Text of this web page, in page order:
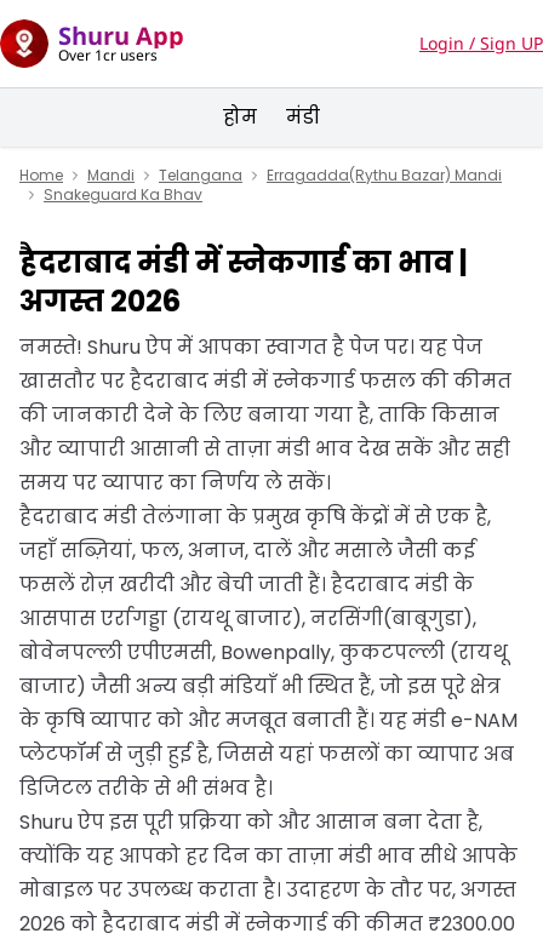
Shuru App
Over 1cr users
Login / Sign UP
होम मंडी
Home Mandi Telangana
Erragadda(Rythu Bazar) Mandi
Snakeguard Ka Bhav
हैदराबाद मंडी में स्नेकगार्ड का भाव |
अगस्त 2026
नमस्ते! Shuru ऐप में आपका स्वागत है पेज पर। यह पेज
खासतौर पर हैदराबाद मंडी में स्नेकगार्ड फसल की कीमत
की जानकारी देने के लिए बनाया गया है, ताकि किसान
और व्यापारी आसानी से ताज़ा मंडी भाव देख सकें और सही
समय पर व्यापार का निर्णय ले सकें।
हैदराबाद मंडी तेलंगाना के प्रमुख कृषि केंद्रों में से एक है,
जहाँ सब्ज़ियां, फल, अनाज, दालें और मसाले जैसी कई
फसलें रोज़ खरीदी और बेची जाती हैं। हैदराबाद मंडी के
आसपास एर्रागड्डा (रायथू बाजार), नरसिंगी(बाबूगुडा),
बोवेनपल्ली एपीएमसी, Bowenpally, कुकटपल्ली (रायथू
बाजार) जैसी अन्य बड़ी मंडियाँ भी स्थित हैं, जो इस पूरे क्षेत्र
के कृषि व्यापार को और मजबूत बनाती हैं। यह मंडी e-NAM
प्लेटफॉर्म से जुड़ी हुई है, जिससे यहां फसलों का व्यापार अब
डिजिटल तरीके से भी संभव है।
Shuru ऐप इस पूरी प्रक्रिया को और आसान बना देता है,
क्योंकि यह आपको हर दिन का ताज़ा मंडी भाव सीधे आपके
मोबाइल पर उपलब्ध कराता है। उदाहरण के तौर पर, अगस्त
2026 को हैदराबाद मंडी में स्नेकगार्ड की कीमत ₹2300.00